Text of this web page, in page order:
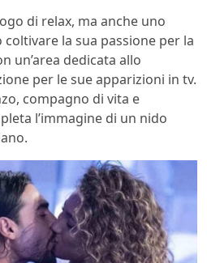
di relax, ma anche uno
la sua passione per la
un’area dedicata allo
per le sue apparizioni in tv.
compagno di vita e
l’immagine di un nido